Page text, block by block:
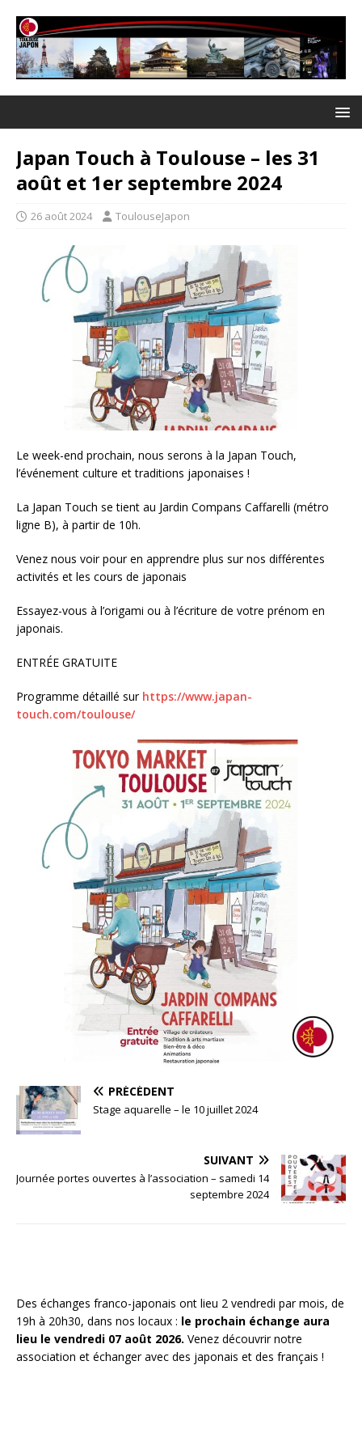
Japan Touch à Toulouse – les 31
août et 1er septembre 2024
26 août 2024 ToulouseJapon
Le week-end prochain, nous serons à la Japan Touch,
l’événement culture et traditions japonaises !
La Japan Touch se tient au Jardin Compans Caffarelli (métro
ligne B), à partir de 10h.
Venez nous voir pour en apprendre plus sur nos différentes
activités et les cours de japonais
Essayez-vous à l’origami ou à l’écriture de votre prénom en
japonais.
ENTRÉE GRATUITE
Programme détaillé sur https://www.japan-
touch.com/toulouse/
PRÉCÉDENT
Stage aquarelle – le 10 juillet 2024
SUIVANT
Journée portes ouvertes à l’association – samedi 14
septembre 2024
Des échanges franco-japonais ont lieu 2 vendredi par mois, de
19h à 20h30, dans nos locaux : le prochain échange aura
lieu le vendredi 07 août 2026. Venez découvrir notre
association et échanger avec des japonais et des français !